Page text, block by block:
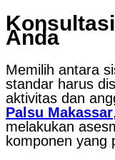
Anda
Memilih antara
standar harus
aktivitas dan
Palsu Makassar
melakukan
komponen yang